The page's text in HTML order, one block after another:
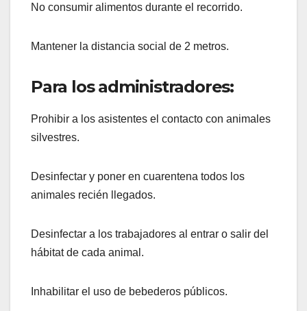
No consumir alimentos durante el recorrido.
Mantener la distancia social de 2 metros.
Para los administradores:
Prohibir a los asistentes el contacto con animales
silvestres.
Desinfectar y poner en cuarentena todos los
animales recién llegados.
Desinfectar a los trabajadores al entrar o salir del
hábitat de cada animal.
Inhabilitar el uso de bebederos públicos.